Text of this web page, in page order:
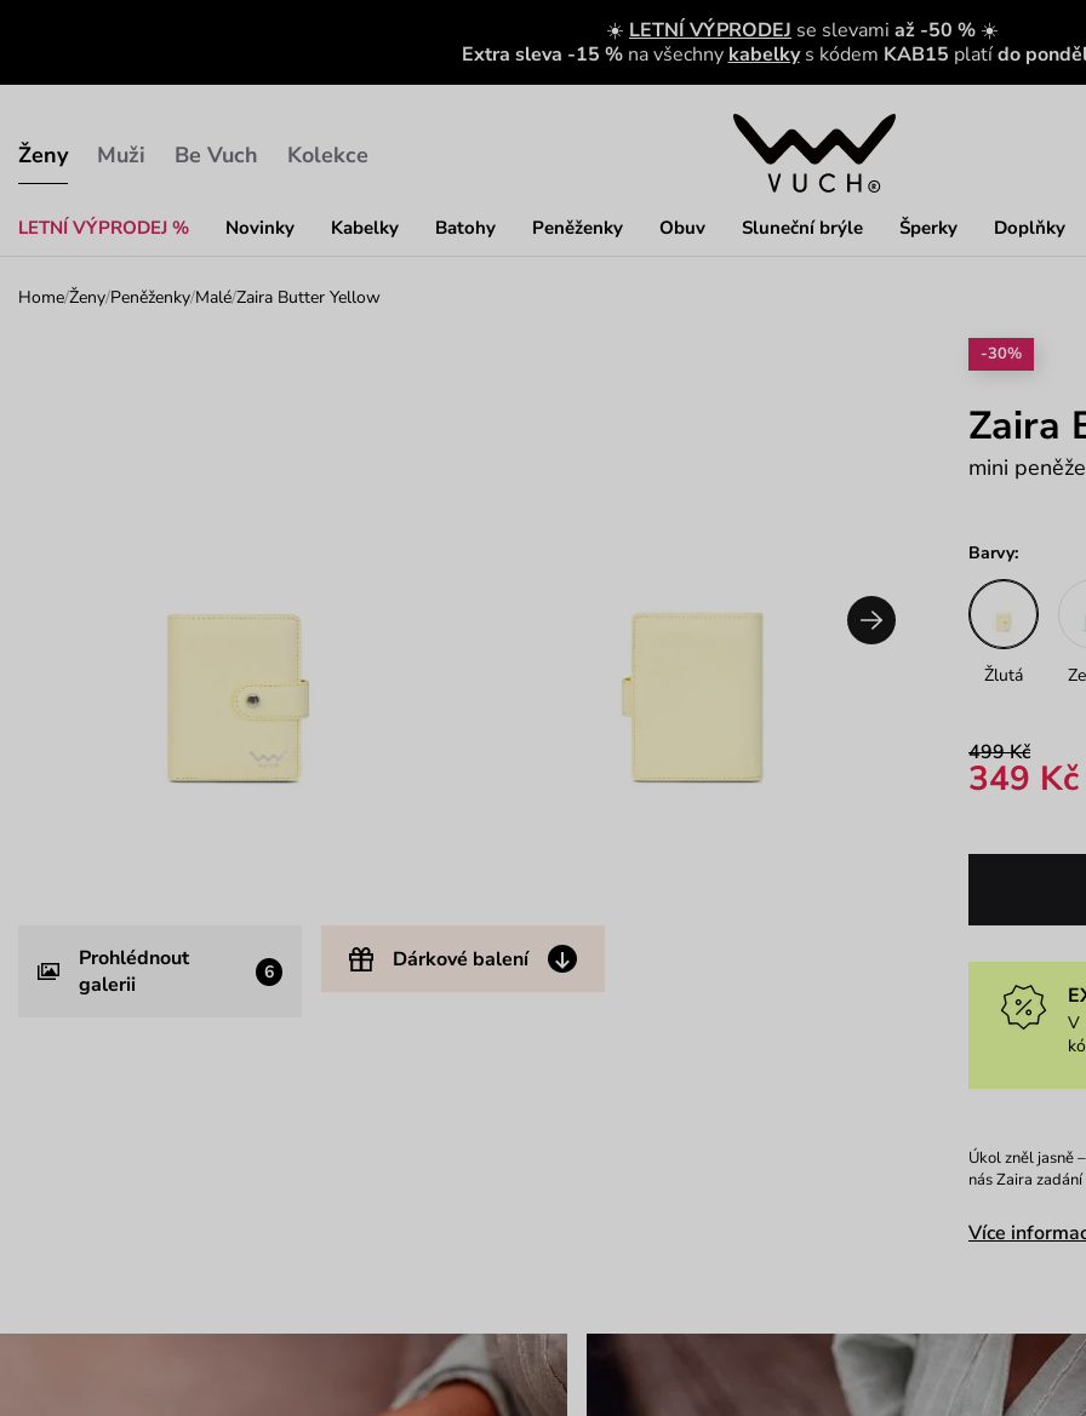
☀️ LETNÍ VÝPRODEJ se slevami až -50 % ☀️
Extra sleva -15 % na všechny kabelky s kódem KAB15 platído
Ženy
LETNÍ VÝPRODEJ % Novinky Kabelky Batohy Peněženky Obuv Sluneční brýle Šperky Doplňky
Muži Be Vuch Kolekce
Home/Ženy/Peněženky/Malé/Zaira Butter Yellow
Prohlédnout
galerii
6 Dárkové balení
-30%
Zaira
mini
Barvy:
Žlutá
499 Kč
349 Kč
V
Úkol zněl jasně
nás Zaira
Více